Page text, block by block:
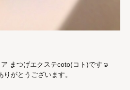
まつげエクステcoto(コト)です☺︎
がとうございます。